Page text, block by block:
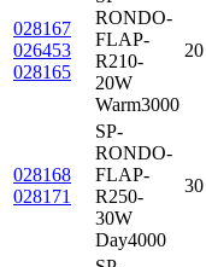
028167
026453
028165
RONDO-
FLAP-
R210-
20W
Warm3000
20
028168
028171
SP-
RONDO-
FLAP-
R250-
30W
Day4000
30